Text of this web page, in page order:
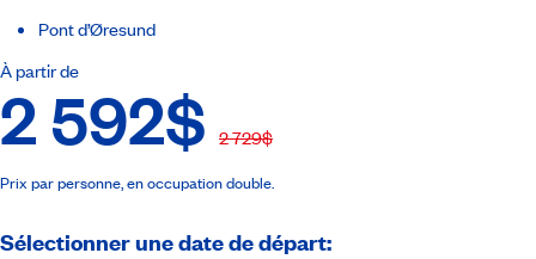
Pont d’Øresund
À partir de
2 592$ 2 729$
Prix par personne, en occupation double.
Sélectionner une date de départ: